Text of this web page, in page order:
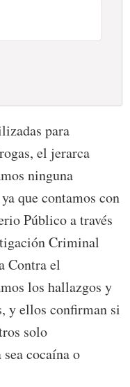
para
el jerarca
ninguna
que contamos con
Público a través
Criminal
Contra el
los hallazgos y
y ellos confirman si
solo
cocaína o